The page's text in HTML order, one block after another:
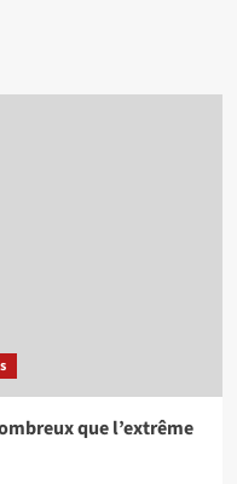
que l’extrême